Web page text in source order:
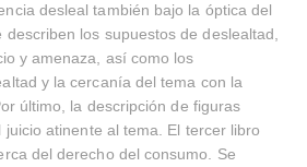
desleal también bajo la óptica del
los supuestos de deslealtad,
y amenaza, así como los
y la cercanía del tema con la
último, la descripción de figuras
atinente al tema. El tercer libro
del derecho del consumo. Se